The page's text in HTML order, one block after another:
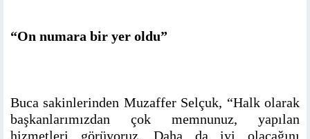
“On numara bir yer oldu”
Buca sakinlerinden Muzaffer Selçuk, “Halk olarak
başkanlarımızdan çok memnunuz, yapılan
hizmetleri görüyoruz. Daha da iyi olacağını